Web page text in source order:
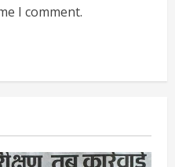
I comment.